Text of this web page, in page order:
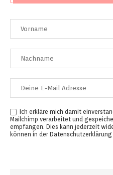
Ich erkläre mich damit
Mailchimp verarbeitet und
empfangen. Dies kann jederzeit
können in der Datenschutzerklärung